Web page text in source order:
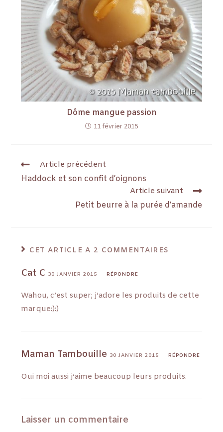
Dôme mangue passion
11 février 2015
Article précédent
Haddock et son confit d’oignons
Article suivant
Petit beurre à la purée d’amande
CET ARTICLE A 2 COMMENTAIRES
Cat C 30 JANVIER 2015 RÉPONDRE
Wahou, c’est super; j’adore les produits de cette
marque:):)
Maman Tambouille 30 JANVIER 2015 RÉPONDRE
Oui moi aussi j’aime beaucoup leurs produits.
Laisser un commentaire